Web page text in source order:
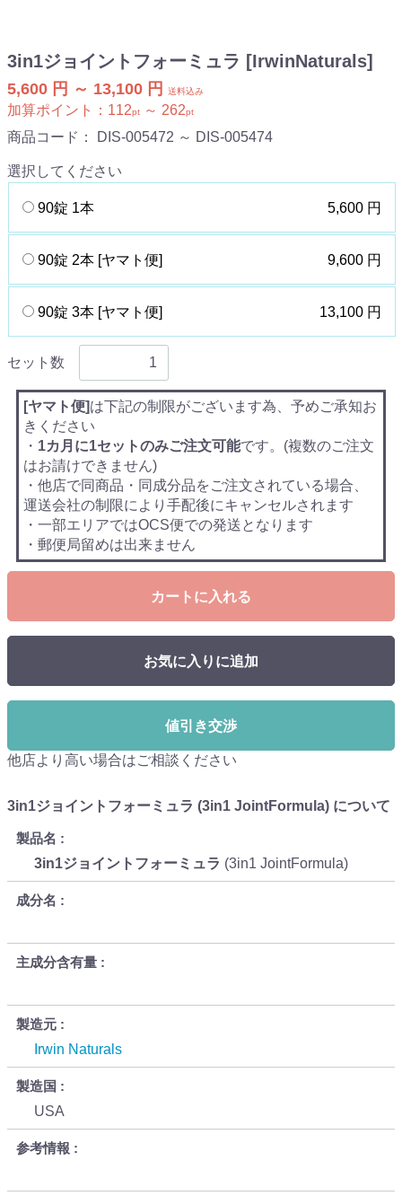
3in1ジョイントフォーミュラ [IrwinNaturals]
5,600 円 ～ 13,100 円 送料込み
加算ポイント： 112pt ～ 262pt
商品コード： DIS-005472 ～ DIS-005474
選択してください
90錠 1本 5,600 円
90錠 2本 [ヤマト便] 9,600 円
90錠 3本 [ヤマト便] 13,100 円
セット数
[ヤマト便]は下記の制限がございます為、予めご承知お
きください
・ 1カ月に1セットのみご注文可能です。(複数のご注文
はお請けできません)
・他店で同商品・同成分品をご注文されている場合、
運送会社の制限により手配後にキャンセルされます
・一部エリアではOCS便での発送となります
・郵便局留めは出来ません
カートに入れる
お気に入りに追加
値引き交渉
他店より高い場合はご相談ください
3in1ジョイントフォーミュラ (3in1 JointFormula) について
製品名
3in1ジョイントフォーミュラ (3in1 JointFormula)
成分名
主成分含有量
製造元
Irwin Naturals
製造国
USA
参考情報